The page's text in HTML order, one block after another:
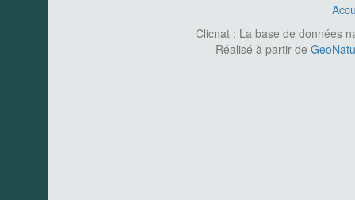
Clicnat : La base de données
Réalisé à partir de